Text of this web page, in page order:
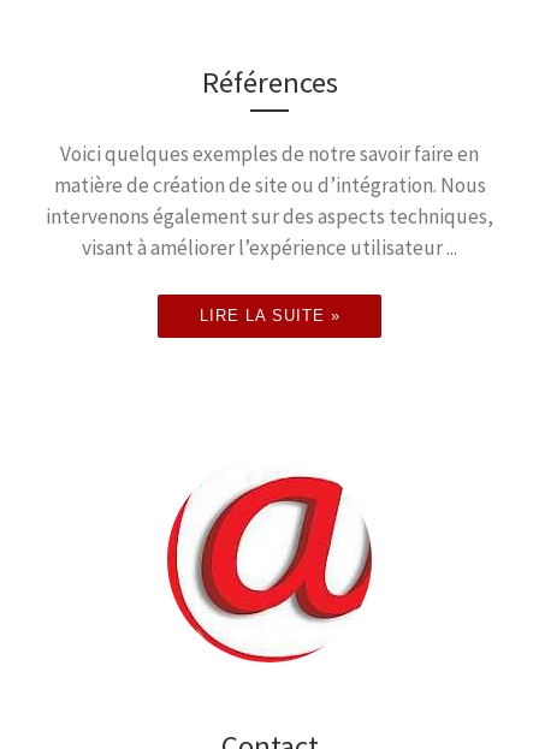
Références
Voici quelques exemples de notre savoir faire en
matière de création de site ou d’intégration. Nous
intervenons également sur des aspects techniques,
visant à améliorer l’expérience utilisateur ...
LIRE LA SUITE »